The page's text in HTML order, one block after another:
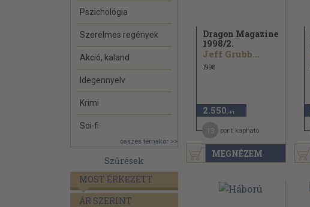
Pszichológia
Szerelmes regények
Akció, kaland
Idegennyelv
Krimi
Sci-fi
összes témakör >>
Szűrések
MOST ÉRKEZETT
ÁR SZERINT
MEGNÉZEM
Dragon Magazine
1998/2.
Jeff Grubb...
1998
2.550 ,-Ft
pont kapható